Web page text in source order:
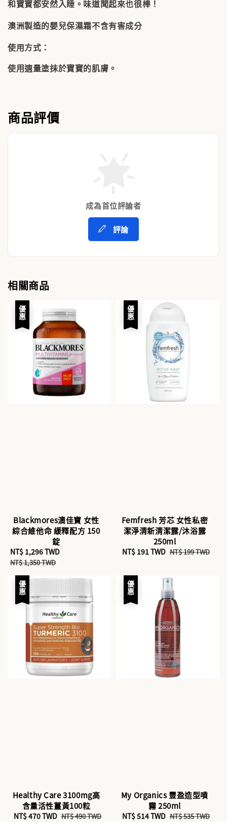
和寶寶都安然入睡。味道聞起來也很棒！
澳洲製造的嬰兒保濕霜不含有害成分
使用方式：
使用適量塗抹於寶寶的肌膚。
商品評價
成為首位評論者
評論
相關商品
優惠
Blackmores澳佳寶 女性
綜合維他命 緩釋配方 150
錠
Sale
price
NT$ 1,296 TWD
NT$ 1,350 TWD
優惠
Femfresh 芳芯 女性私密
潔淨清新清潔露/沐浴露
250ml
Sale
NT$ 191 TWD Regular
NT$ 199 TWD
優惠
Healthy Care 3100mg高
含量活性薑黃100粒
Sale
NT$ 470 TWD Regular
NT$ 490 TWD
優惠
My Organics 豐盈造型噴
霧 250ml
Sale
NT$ 514 TWD Regular
NT$ 535 TWD